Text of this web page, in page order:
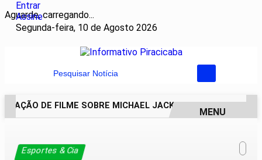
Aguarde, carregando...
Entrar
Assine
Segunda-feira, 10 de Agosto 2026
Pesquisar Notícia
DE FILME SOBRE MICHAEL JACKSON PODE
MENU
Esportes & Cia